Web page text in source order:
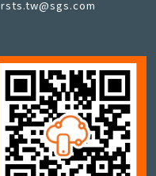
rsts.tw@sgs.com